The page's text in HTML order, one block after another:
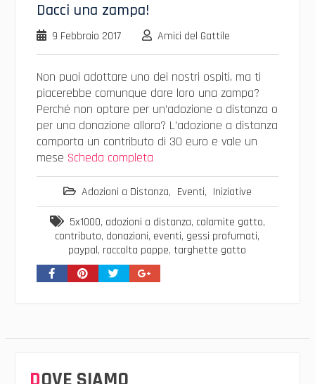
Dacci una zampa!
9 Febbraio 2017 Amici del Gattile
Non puoi adottare uno dei nostri ospiti, ma ti
piacerebbe comunque dare loro una zampa?
Perché non optare per un’adozione a distanza o
per una donazione allora? L’adozione a distanza
comporta un contributo di 30 euro e vale un
mese Scheda completa
Adozioni a Distanza, Eventi, Iniziative
5x1000, adozioni a distanza, calamite gatto,
contributo, donazioni, eventi, gessi profumati,
paypal, raccolta pappe,targhette gatto